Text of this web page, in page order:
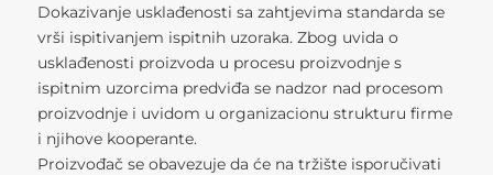
Dokazivanje usklađenosti sa zahtjevima standarda se
vrši ispitivanjem ispitnih uzoraka. Zbog uvida o
usklađenosti proizvoda u procesu proizvodnje s
ispitnim uzorcima predviđa se nadzor nad procesom
proizvodnje i uvidom u organizacionu strukturu firme
i njihove kooperante.
Proizvođač se obavezuje da će na tržište isporučivati